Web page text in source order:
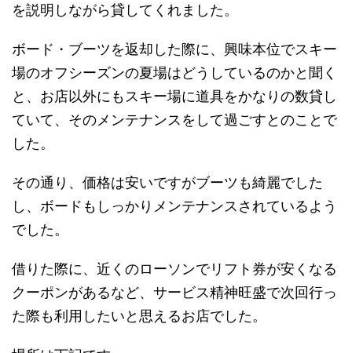
を説明しながら貸してくれました。
ボード・ブーツを返却した際に、興味本位でスキー
場のオフシーズンの夏場はどうしているのかと聞く
と、お店以外にもスキー場に道具をかなりの数貸し
ていて、そのメンテナンスをして過ごすとのことで
した。
その通り、価格は安いですがブーツも綺麗でした
し、ボードもしっかりメンテナンスされているよう
でした。
借りた際に、近くのローソンでリフト券が安くなる
クーポンがあるなど、サービス精神旺盛で次回行っ
た際も利用したいと思えるお店でした。